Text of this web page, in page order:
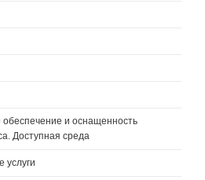
обеспечение и оснащенность
Доступная среда
услуги